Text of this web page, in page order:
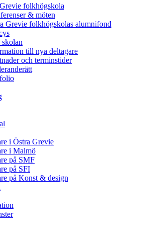
folkhögskola
& möten
Grevie folkhögskolas alumnifond
skolan
till nya deltagare
och terminstider
i Östra Grevie
i Malmö
på SMF
på SFI
på Konst & design